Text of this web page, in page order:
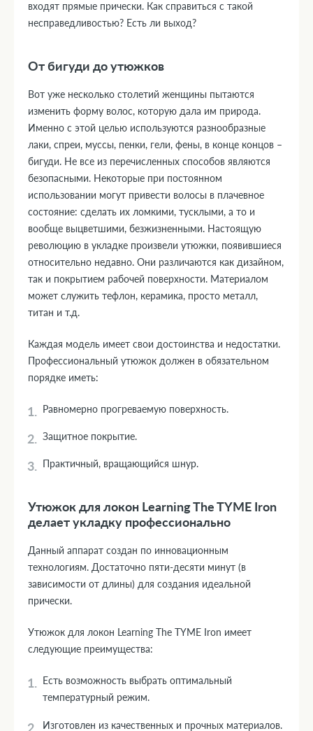
входят прямые прически. Как справиться с такой
несправедливостью? Есть ли выход?
От бигуди до утюжков
Вот уже несколько столетий женщины пытаются
изменить форму волос, которую дала им природа.
Именно с этой целью используются разнообразные
лаки, спреи, муссы, пенки, гели, фены, в конце концов –
бигуди. Не все из перечисленных способов являются
безопасными. Некоторые при постоянном
использовании могут привести волосы в плачевное
состояние: сделать их ломкими, тусклыми, а то и
вообще выцветшими, безжизненными. Настоящую
революцию в укладке произвели утюжки, появившиеся
относительно недавно. Они различаются как дизайном,
так и покрытием рабочей поверхности. Материалом
может служить тефлон, керамика, просто металл,
титан и т.д.
Каждая модель имеет свои достоинства и недостатки.
Профессиональный утюжок должен в обязательном
порядке иметь:
Равномерно прогреваемую поверхность.
Защитное покрытие.
Практичный, вращающийся шнур.
Утюжок для локон Learning The TYME Iron
делает укладку профессионально
Данный аппарат создан по инновационным
технологиям. Достаточно пяти-десяти минут (в
зависимости от длины) для создания идеальной
прически.
Утюжок для локон Learning The TYME Iron имеет
следующие преимущества:
Есть возможность выбрать оптимальный
температурный режим.
Изготовлен из качественных и прочных материалов.